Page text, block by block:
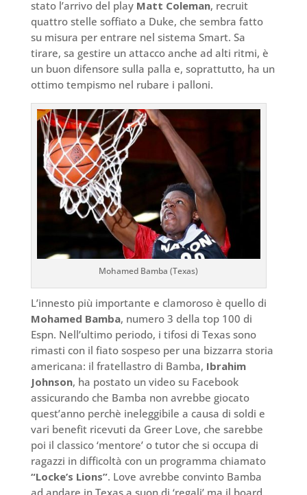
stato l’arrivo del play Matt Coleman, recruit
quattro stelle soffiato a Duke, che sembra fatto
su misura per entrare nel sistema Smart. Sa
tirare, sa gestire un attacco anche ad alti ritmi, è
un buon difensore sulla palla e, soprattutto, ha un
ottimo tempismo nel rubare i palloni.
Mohamed Bamba (Texas)
L’innesto più importante e clamoroso è quello di
Mohamed Bamba, numero 3 della top 100 di
Espn. Nell’ultimo periodo, i tifosi di Texas sono
rimasti con il fiato sospeso per una bizzarra storia
americana: il fratellastro di Bamba, Ibrahim
Johnson, ha postato un video su Facebook
assicurando che Bamba non avrebbe giocato
quest’anno perchè ineleggibile a causa di soldi e
vari benefit ricevuti da Greer Love, che sarebbe
poi il classico ‘mentore’ o tutor che si occupa di
ragazzi in difficoltà con un programma chiamato
“Locke’s Lions”. Love avrebbe convinto Bamba
ad andare in Texas a suon di ‘regali’ ma il board